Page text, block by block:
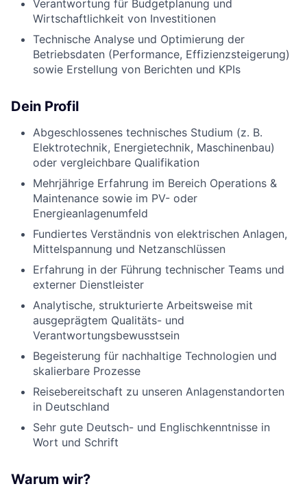
Verantwortung für Budgetplanung und
Wirtschaftlichkeit von Investitionen
Technische Analyse und Optimierung der
Betriebsdaten (Performance, Effizienzsteigerung)
sowie Erstellung von Berichten und KPIs
Dein Profil
Abgeschlossenes technisches Studium (z. B.
Elektrotechnik, Energietechnik, Maschinenbau)
oder vergleichbare Qualifikation
Mehrjährige Erfahrung im Bereich Operations &
Maintenance sowie im PV- oder
Energieanlagenumfeld
Fundiertes Verständnis von elektrischen Anlagen,
Mittelspannung und Netzanschlüssen
Erfahrung in der Führung technischer Teams und
externer Dienstleister
Analytische, strukturierte Arbeitsweise mit
ausgeprägtem Qualitäts- und
Verantwortungsbewusstsein
Begeisterung für nachhaltige Technologien und
skalierbare Prozesse
Reisebereitschaft zu unseren Anlagenstandorten
in Deutschland
Sehr gute Deutsch- und Englischkenntnisse in
Wort und Schrift
Warum wir?